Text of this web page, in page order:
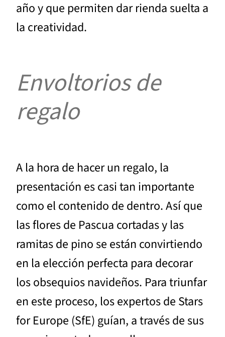
año y que permiten dar rienda suelta a
la creatividad.
Envoltorios de
regalo
A la hora de hacer un regalo, la
presentación es casi tan importante
como el contenido de dentro. Así que
las flores de Pascua cortadas y las
ramitas de pino se están convirtiendo
en la elección perfecta para decorar
los obsequios navideños. Para triunfar
en este proceso, los expertos de Stars
for Europe (SfE) guían, a través de sus